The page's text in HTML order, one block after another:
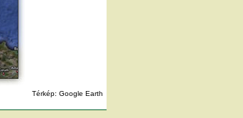
Térkép: Google Earth